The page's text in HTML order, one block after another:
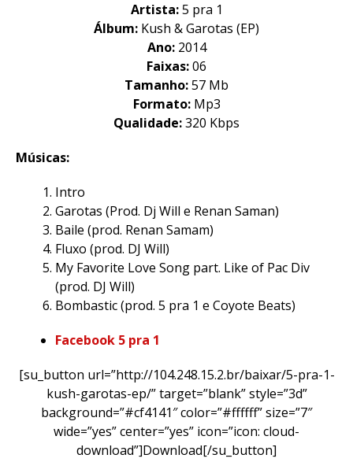
Artista:5 pra 1
Álbum: Kush & Garotas (EP)
Ano:2014
Faixas:06
Tamanho:57 Mb
Formato:Mp3
Qualidade:320 Kbps
Músicas:
Intro
Garotas (Prod. Dj Will e Renan Saman)
Baile (prod. Renan Samam)
Fluxo (prod. DJ Will)
My Favorite Love Song part. Like of Pac Div
(prod. DJ Will)
Bombastic (prod. 5 pra 1 e Coyote Beats)
Facebook 5 pra 1
[su_button url=”http://104.248.15.2.br/baixar/5-pra-1-
kush-garotas-ep/” target=”blank” style=”3d”
background=”#cf4141″ color=”#ffffff” size=”7″
wide=”yes” center=”yes” icon=”icon: cloud-
download”]Download[/su_button]